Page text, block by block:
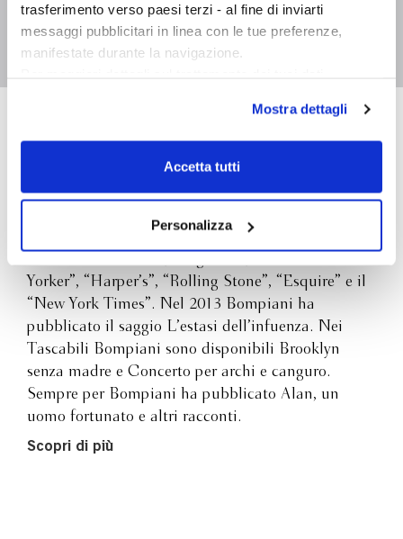
trasferimento verso paesi terzi - al fine di inviarti
messaggi pubblicitari in linea con le tue preferenze,
manifestate durante la navigazione.
scelte privacy sui cookie, ti invitiamo a prendere visione
dell’informativa cookie.
Chiudendo il banner tramite la “X” prosegui la
dei soli cookie tecnici. Selezionando “Accetta tutti” presti
il tuo consenso alla profilazione che potrai revocare in
ogni momentoRevoca
Mostra dettagli
Accetta tutti
Personalizza
Ebook Disponibile
Isbn 9788845282959
Jonathan Lethem
Jonathan Lethem è autore di romanzi, saggi,
National Book Critics Circle Award per la
Yorker”, “Harper’s”, “Rolling Stone”, “Esquire” e il
“New York Times”. Nel 2013 Bompiani ha
pubblicato il saggio L’estasi dell’infuenza. Nei
Tascabili Bompiani sono disponibili Brooklyn
senza madre e Concerto per archi e canguro.
Sempre per Bompiani ha pubblicato Alan, un
uomo fortunato e altri racconti.
Scopri di più